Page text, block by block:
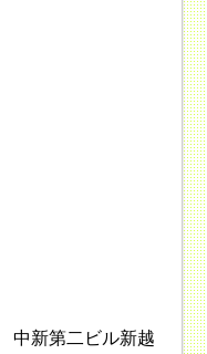
新第二ビル新越